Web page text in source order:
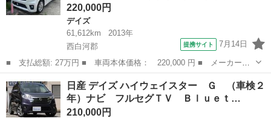
220,000円
デイズ
61,612km
2013年
西白河郡
提携サイト 7月14日
■ 支払総額: 27万円 ■ 車両本体価格： 220,000 円 ■ メーカー
名： 日産 ■ 車種名： デイズ ■ グレード名： ハイウェイスタ
ー Ｘ ＨＩＤ スマートキー アイドリングストップ 電動格納ミ
ラー ＣＶＴ 盗...
福島 西白河郡 デイズ
日産 デイズ ハイウェイスター Ｇ （車検２
年）ナビ フルセグＴＶ Ｂｌｕｅｔ…
210,000円